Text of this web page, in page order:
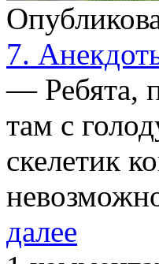
7.
— Ребята,
там с
скелетик
далее